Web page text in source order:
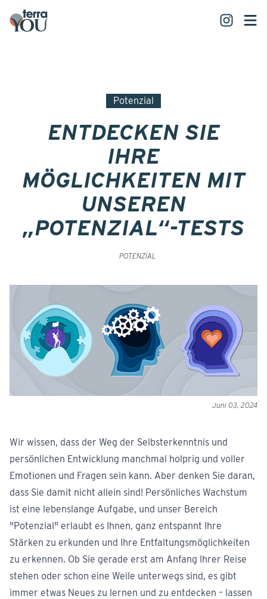
Potenzial
ENTDECKEN SIE
IHRE
MÖGLICHKEITEN MIT
UNSEREN
„POTENZIAL“-TESTS
POTENZIAL
Juni 03, 2024
Wir wissen, dass der Weg der Selbsterkenntnis und
persönlichen Entwicklung manchmal holprig und voller
Emotionen und Fragen sein kann. Aber denken Sie daran,
dass Sie damit nicht allein sind! Persönliches Wachstum
ist eine lebenslange Aufgabe, und unser Bereich
"Potenzial" erlaubt es Ihnen, ganz entspannt Ihre
Stärken zu erkunden und Ihre Entfaltungsmöglichkeiten
zu erkennen. Ob Sie gerade erst am Anfang Ihrer Reise
stehen oder schon eine Weile unterwegs sind, es gibt
immer etwas Neues zu lernen und zu entdecken – lassen